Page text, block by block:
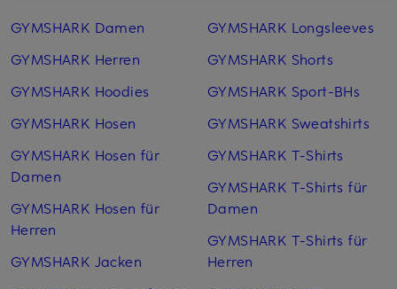
GYMSHARK Damen
GYMSHARK Herren
GYMSHARK Hoodies
GYMSHARK Hosen
GYMSHARK Hosen für
Damen
GYMSHARK Hosen für
Herren
GYMSHARK Jacken
GYMSHARK Longsleeves
GYMSHARK Shorts
GYMSHARK Sport-BHs
GYMSHARK Sweatshirts
GYMSHARK T-Shirts
GYMSHARK T-Shirts für
Damen
GYMSHARK T-Shirts für
Herren